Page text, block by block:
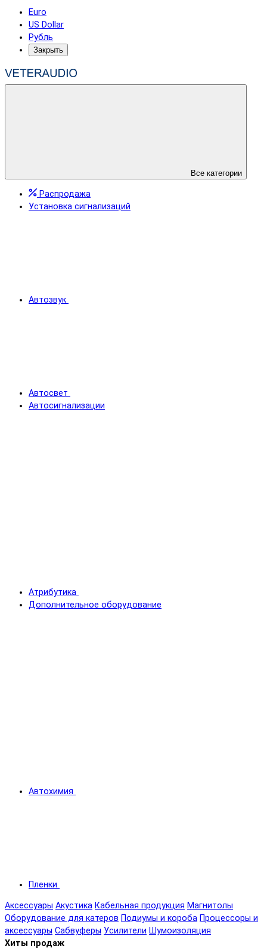
Euro
US Dollar
Рубль
Закрыть
Все категории
Распродажа
Установка сигнализаций
Автозвук
Автосвет
Автосигнализации
Атрибутика
Дополнительное оборудование
Автохимия
Пленки
Аксессуары Акустика Кабельная продукция Магнитолы
Оборудование для катеров Подиумы и короба Процессоры и
аксессуары Сабвуферы Усилители Шумоизоляция
Хиты продаж